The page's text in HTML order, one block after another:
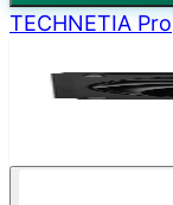
TECHNETIA Pro